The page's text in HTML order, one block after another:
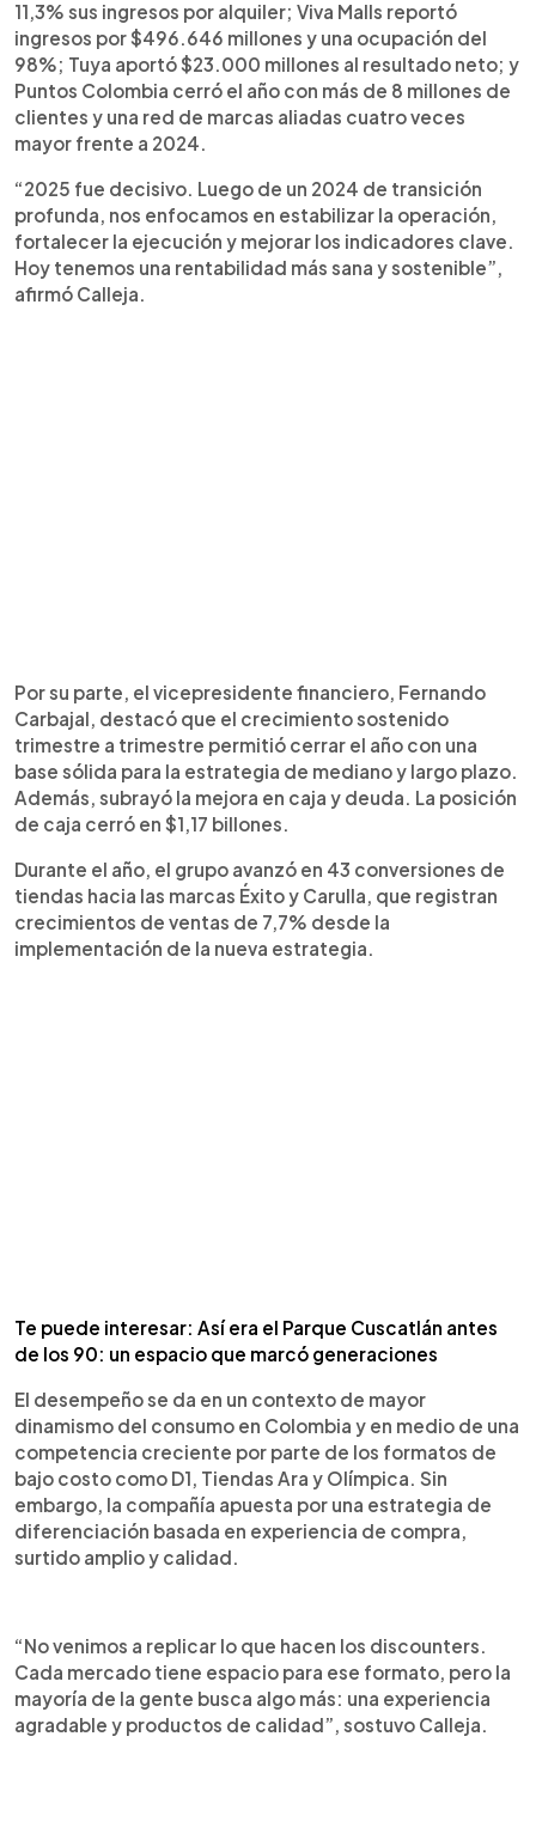
11,3% sus ingresos por alquiler; Viva Malls reportó
ingresos por $496.646 millones y una ocupación del
98%; Tuya aportó $23.000 millones al resultado neto; y
Puntos Colombia cerró el año con más de 8 millones de
clientes y una red de marcas aliadas cuatro veces
mayor frente a 2024.
“2025 fue decisivo. Luego de un 2024 de transición
profunda, nos enfocamos en estabilizar la operación,
fortalecer la ejecución y mejorar los indicadores clave.
Hoy tenemos una rentabilidad más sana y sostenible”,
afirmó Calleja.
Por su parte, el vicepresidente financiero, Fernando
Carbajal, destacó que el crecimiento sostenido
trimestre a trimestre permitió cerrar el año con una
base sólida para la estrategia de mediano y largo plazo.
Además, subrayó la mejora en caja y deuda. La posición
de caja cerró en $1,17 billones.
Durante el año, el grupo avanzó en 43 conversiones de
tiendas hacia las marcas Éxito y Carulla, que registran
crecimientos de ventas de 7,7% desde la
implementación de la nueva estrategia.
Te puede interesar: Así era el Parque Cuscatlán antes
de los 90: un espacio que marcó generaciones
El desempeño se da en un contexto de mayor
dinamismo del consumo en Colombia y en medio de una
competencia creciente por parte de los formatos de
bajo costo como D1, Tiendas Ara y Olímpica. Sin
embargo, la compañía apuesta por una estrategia de
diferenciación basada en experiencia de compra,
surtido amplio y calidad.
“No venimos a replicar lo que hacen los discounters.
Cada mercado tiene espacio para ese formato, pero la
mayoría de la gente busca algo más: una experiencia
agradable y productos de calidad”, sostuvo Calleja.